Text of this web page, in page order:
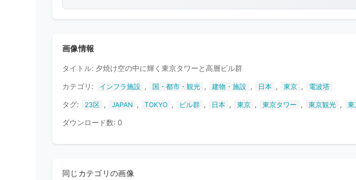
作
権
れ
て
画像情報
タイトル: 夕焼け空の中に輝く東京タワーと高層ビル群
カテゴリ:
インフラ施設 , 国・都市・観光 , 建物・施設 , 日本 , 東京 , 電波塔
タグ: 23区 , JAPAN , TOKYO , ビル群 , 日本 , 東京 , 東京タワー , 東京観光 , 東
ダウンロード数: 0
同じカテゴリの画像